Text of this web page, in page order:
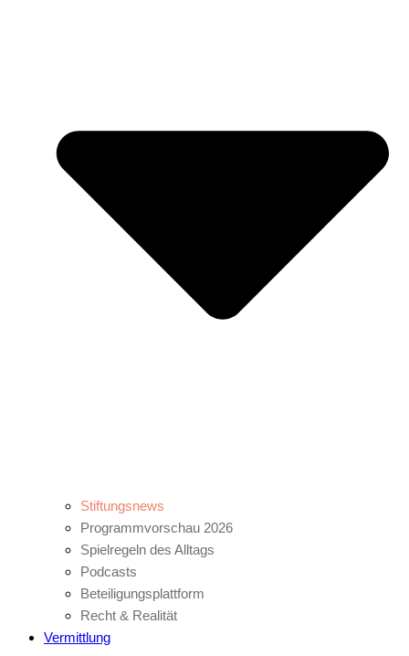
Stiftungsnews
Programmvorschau 2026
Spielregeln des Alltags
Podcasts
Beteiligungsplattform
Recht & Realität
Vermittlung